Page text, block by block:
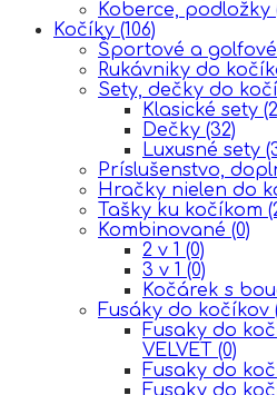
Koberce, podložky
Kočíky (106)
Športové a golfové
Rukávniky do
Sety, dečky do
Klasické sety
Dečky (32)
Luxusné sety
Príslušenstvo,
Hračky nielen do
Tašky ku kočíkom
Kombinované (0)
2 v 1 (0)
3 v 1 (0)
Kočárek s
Fusáky do kočíkov
Fusaky do
VELVET (0)
Fusaky do
Fusaky do